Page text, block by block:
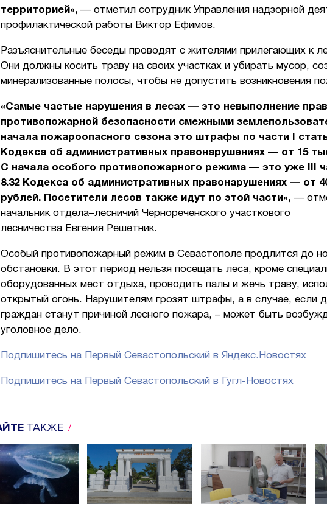
территорией», — отметил сотрудник Управления надзорной
профилактической работы Виктор Ефимов.
Разъяснительные беседы проводят с жителями прилегающих к
Они должны косить траву на своих участках и убирать мусор,
минерализованные полосы, чтобы не допустить возникновения
«Самые частые нарушения в лесах — это невыполнение
противопожарной безопасности смежными
начала пожароопасного сезона это штрафы по части I
Кодекса об административных правонарушениях — от 15
С начала особого противопожарного режима — это уже III
8.32 Кодекса об административных правонарушениях — от
рублей. Посетители лесов также идут по этой части», —
начальник отдела–лесничий Чернореченского участкового
лесничества Евгения Решетник.
Особый противопожарный режим в Севастополе продлится до
обстановки. В этот период нельзя посещать леса, кроме
оборудованных мест отдыха, проводить палы и жечь траву,
открытый огонь. Нарушителям грозят штрафы, а в случае, если
граждан станут причиной лесного пожара, – может быть
уголовное дело.
Подпишитесь на Первый Севастопольский в Яндекс.Новостях
Подпишитесь на Первый Севастопольский в Гугл-Новостях
ТАКЖЕ